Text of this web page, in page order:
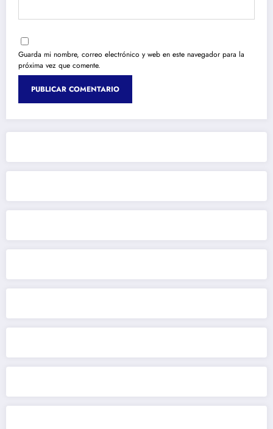
Guarda mi nombre, correo electrónico y web en este navegador para la
próxima vez que comente.